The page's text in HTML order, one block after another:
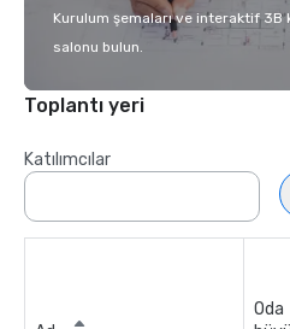
Kurulum şemaları ve interaktif 3B
salonu bulun.
Toplantı yeri
Katılımcılar
Oda